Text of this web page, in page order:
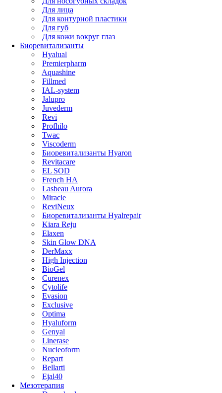
Для лица
Для контурной пластики
Для губ
Для кожи вокруг глаз
Биоревитализанты
Hyalual
Premierpharm
Aquashine
Fillmed
IAL-system
Jalupro
Juvederm
Revi
Profhilo
Twac
Viscoderm
Биоревитализанты Hyaron
Revitacare
EL SOD
French HA
Lasbeau Aurora
Miracle
ReviNeux
Биоревитализанты Hyalrepair
Kiara Reju
Elaxen
Skin Glow DNA
DerMaxx
High Injection
BioGel
Curenex
Cytolife
Evasion
Exclusive
Optima
Hyaluform
Genyal
Linerase
Nucleoform
Repart
Bellarti
Ejal40
Мезотерапия